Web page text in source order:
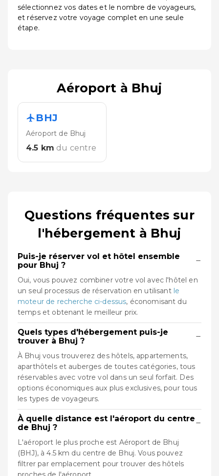
sélectionnez vos dates et le nombre de voyageurs,
et réservez votre voyage complet en une seule
étape.
Aéroport à Bhuj
BHJ
Aéroport de Bhuj
4.5 km du centre
Questions fréquentes sur
l'hébergement à Bhuj
Puis-je réserver vol et hôtel ensemble
pour Bhuj ?
−
Oui, vous pouvez combiner votre vol avec l'hôtel en
un seul processus de réservation en utilisant le
moteur de recherche ci-dessus, économisant du
temps et obtenant le meilleur prix.
Quels types d'hébergement puis-je
trouver à Bhuj ?
−
À Bhuj vous trouverez des hôtels, appartements,
aparthôtels et auberges de toutes catégories, tous
réservables avec votre vol dans un seul forfait. Des
options économiques aux plus exclusives, pour tous
les types de voyageurs.
À quelle distance est l'aéroport du centre
de Bhuj ?
−
L'aéroport le plus proche est Aéroport de Bhuj
(BHJ), à 4.5 km du centre de Bhuj. Vous pouvez
filtrer par emplacement pour trouver des hôtels